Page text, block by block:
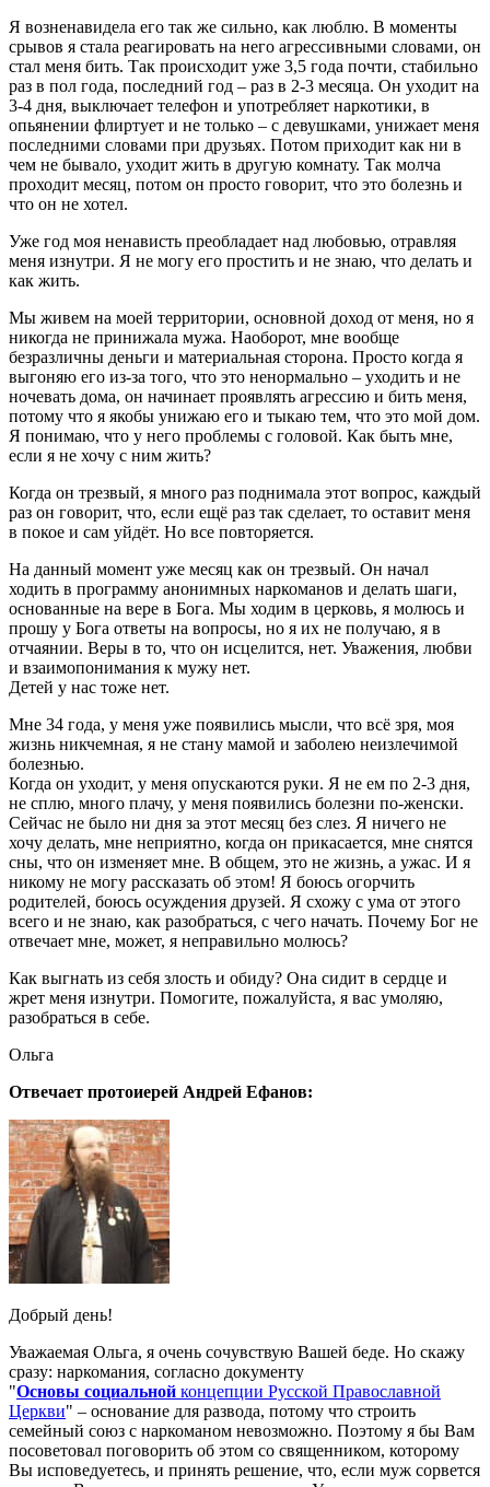
Я возненавидела его так же сильно, как люблю. В моменты
срывов я стала реагировать на него агрессивными словами, он
стал меня бить. Так происходит уже 3,5 года почти, стабильно
раз в пол года, последний год – раз в 2-3 месяца. Он уходит на
3-4 дня, выключает телефон и употребляет наркотики, в
опьянении флиртует и не только – с девушками, унижает меня
последними словами при друзьях. Потом приходит как ни в
чем не бывало, уходит жить в другую комнату. Так молча
проходит месяц, потом он просто говорит, что это болезнь и
что он не хотел.
Уже год моя ненависть преобладает над любовью, отравляя
меня изнутри. Я не могу его простить и не знаю, что делать и
как жить.
Мы живем на моей территории, основной доход от меня, но я
никогда не принижала мужа. Наоборот, мне вообще
безразличны деньги и материальная сторона. Просто когда я
выгоняю его из-за того, что это ненормально – уходить и не
ночевать дома, он начинает проявлять агрессию и бить меня,
потому что я якобы унижаю его и тыкаю тем, что это мой дом.
Я понимаю, что у него проблемы с головой. Как быть мне,
если я не хочу с ним жить?
Когда он трезвый, я много раз поднимала этот вопрос, каждый
раз он говорит, что, если ещё раз так сделает, то оставит меня
в покое и сам уйдёт. Но все повторяется.
На данный момент уже месяц как он трезвый. Он начал
ходить в программу анонимных наркоманов и делать шаги,
основанные на вере в Бога. Мы ходим в церковь, я молюсь и
прошу у Бога ответы на вопросы, но я их не получаю, я в
отчаянии. Веры в то, что он исцелится, нет. Уважения, любви
и взаимопонимания к мужу нет.
Детей у нас тоже нет.
Мне 34 года, у меня уже появились мысли, что всё зря, моя
жизнь никчемная, я не стану мамой и заболею неизлечимой
болезнью.
Когда он уходит, у меня опускаются руки. Я не ем по 2-3 дня,
не сплю, много плачу, у меня появились болезни по-женски.
Сейчас не было ни дня за этот месяц без слез. Я ничего не
хочу делать, мне неприятно, когда он прикасается, мне снятся
сны, что он изменяет мне. В общем, это не жизнь, а ужас. И я
никому не могу рассказать об этом! Я боюсь огорчить
родителей, боюсь осуждения друзей. Я схожу с ума от этого
всего и не знаю, как разобраться, с чего начать. Почему Бог не
отвечает мне, может, я неправильно молюсь?
Как выгнать из себя злость и обиду? Она сидит в сердце и
жрет меня изнутри. Помогите, пожалуйста, я вас умоляю,
разобраться в себе.
Ольга
Отвечает протоиерей Андрей Ефанов:
Добрый день!
Уважаемая Ольга, я очень сочувствую Вашей беде. Но скажу
сразу: наркомания, согласно документу
"Основы социальной концепции Русской Православной
Церкви" – основание для развода, потому что строить
семейный союз с наркоманом невозможно. Поэтому я бы Вам
посоветовал поговорить об этом со священником, которому
Вы исповедуетесь, и принять решение, что, если муж сорвется